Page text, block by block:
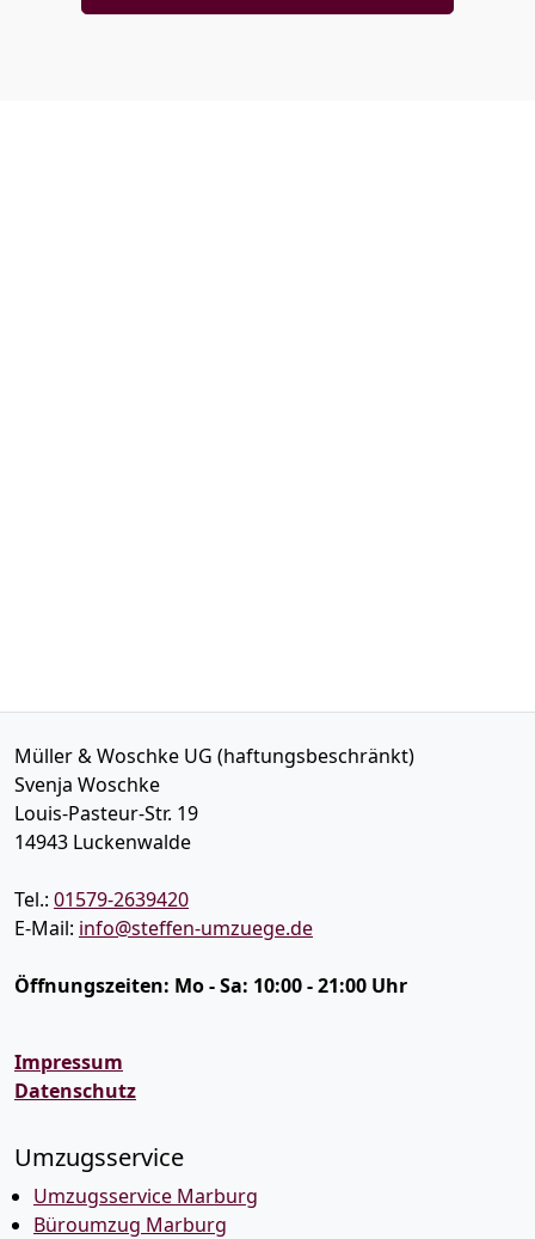
Müller & Woschke UG (haftungsbeschränkt)
Svenja Woschke
Louis-Pasteur-Str. 19
14943 Luckenwalde
Tel.: 01579-2639420
E-Mail: info@steffen-umzuege.de
Öffnungszeiten: Mo - Sa: 10:00 - 21:00 Uhr
Impressum
Datenschutz
Umzugsservice
Umzugsservice Marburg
Büroumzug Marburg